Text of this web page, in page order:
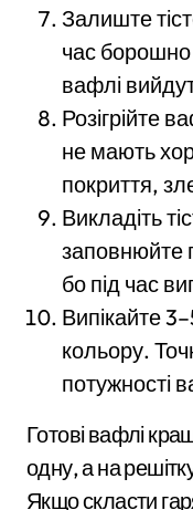
Залиште
час
вафлі
Розігрійте
не мають
покриття,
Викладіть
заповнюйте
бо під час
Випікайте
кольору.
потужності
Готові вафлі
одну, а на
Якщо скласти